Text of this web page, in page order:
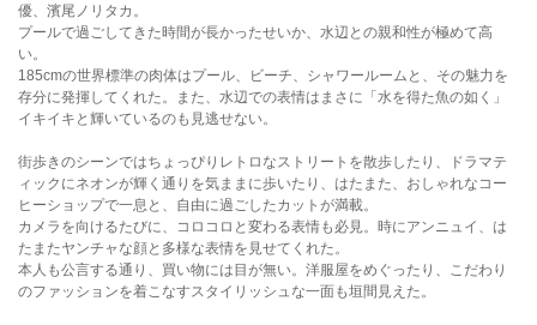
優、濱尾ノリタカ。
プールで過ごしてきた時間が長かったせいか、水辺との親和性が極めて高
い。
185cmの世界標準の肉体はプール、ビーチ、シャワールームと、その魅力を
存分に発揮してくれた。また、水辺での表情はまさに「水を得た魚の如く」
イキイキと輝いているのも見逃せない。
街歩きのシーンではちょっぴりレトロなストリートを散歩したり、ドラマテ
ィックにネオンが輝く通りを気ままに歩いたり、はたまた、おしゃれなコー
ヒーショップで一息と、自由に過ごしたカットが満載。
カメラを向けるたびに、コロコロと変わる表情も必見。時にアンニュイ、は
たまたヤンチャな顔と多様な表情を見せてくれた。
本人も公言する通り、買い物には目が無い。洋服屋をめぐったり、こだわり
のファッションを着こなすスタイリッシュな一面も垣間見えた。